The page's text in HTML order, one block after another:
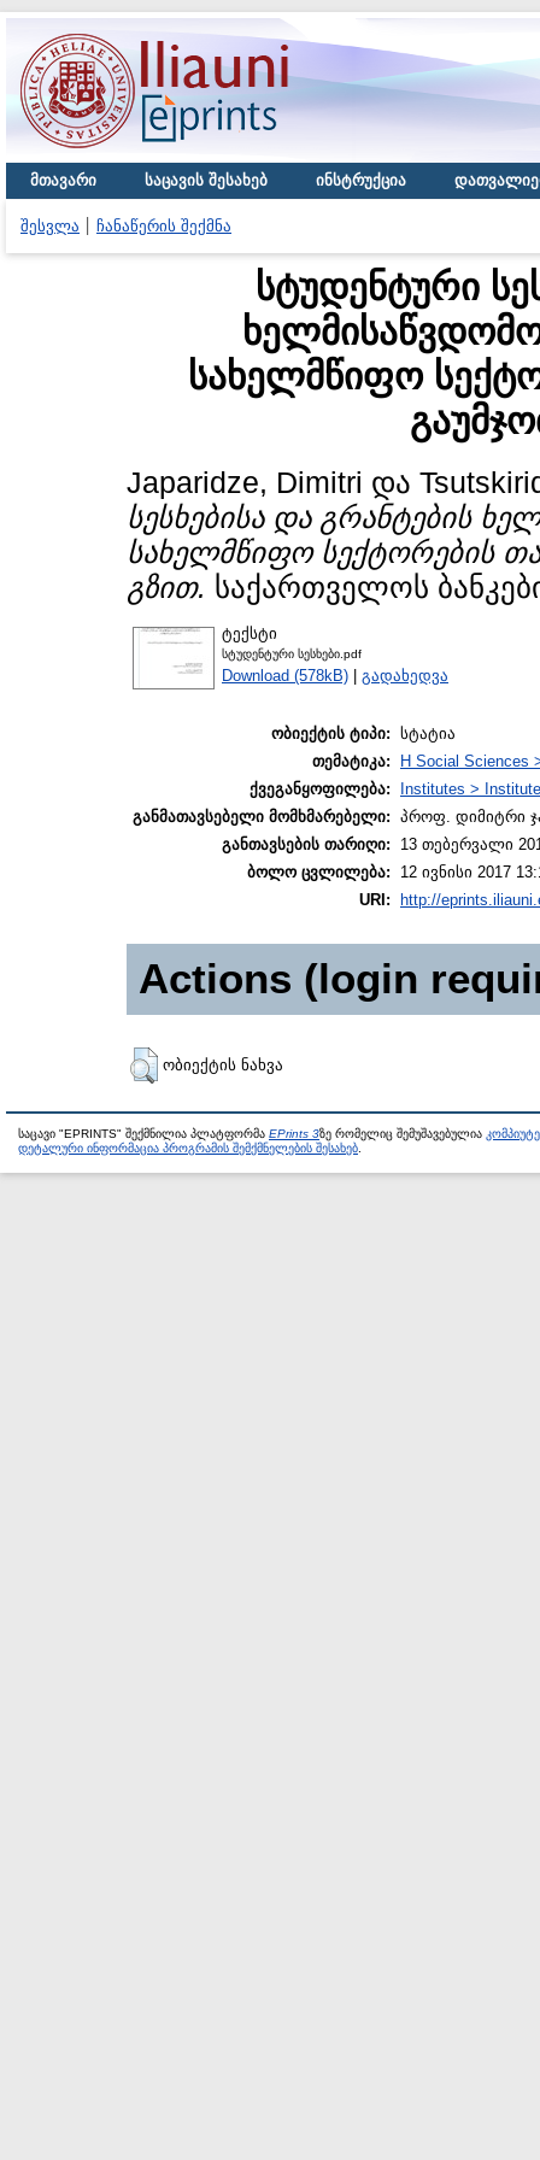
მთავარი საცავის შესახებ ინსტრუქცია
შესვლა ჩანაწერის შექმნა
სტუდენტური
სახელმწიფო
Japaridze, Dimitri და
სესხებისა და გრანტების
სახელმწიფო სექტორების
გზით. საქართველოს
ტექსტი
სტუდენტური სესხები.pdf
Download (578kB) | გადახედვა
ობიექტის ტიპი: სტატია
თემატიკა:
H Social Sciences
ქვეგანყოფილება:
Institutes >
განმათავსებელი მომხმარებელი: პროფ. დიმიტრი
განთავსების თარიღი:
13 თებერვალი
ბოლო ცვლილება:
12 ივნისი 2017
URI:
http://
Actions (login
ობიექტის ნახვა
საცავი "EPRINTS" შექმნილია პლატფორმა EPrints 3ზე რომელიც შემუშავებულია
დეტალური ინფორმაცია პროგრამის შემქმნელების შესახებ.